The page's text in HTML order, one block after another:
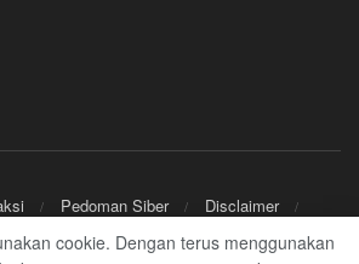
Pedoman Siber
Disclaimer
cookie. Dengan terus menggunakan